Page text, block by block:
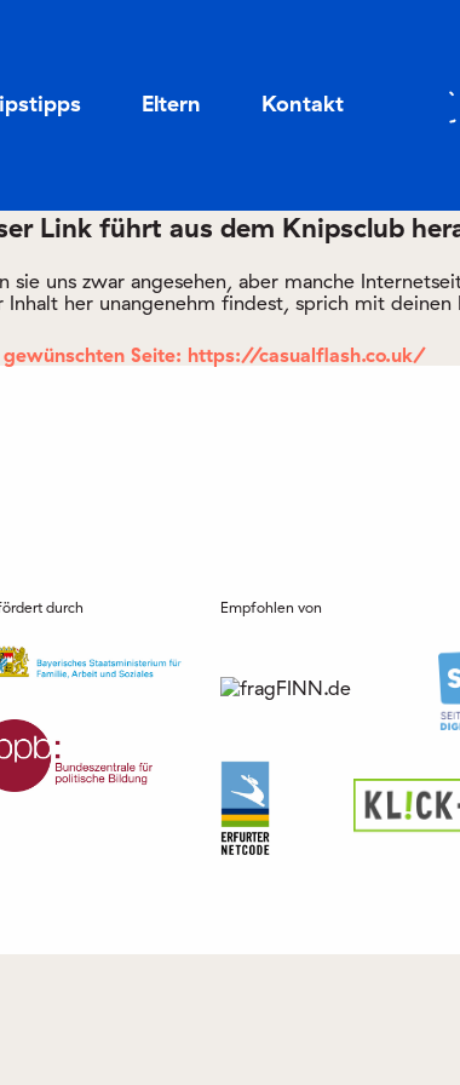
Eltern Kontakt
Link führt aus dem Knipsclub
uns zwar angesehen, aber manche
Inhalt her unangenehm findest, sprich mit deinen
Seite: https://casualflash.co.uk/
durch Empfohlen von